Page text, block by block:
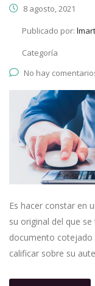
8 agosto, 2021
Publicado por:
Categoría
No hay
Es hacer constar en
su original del que
documento cotejado
calificar sobre su